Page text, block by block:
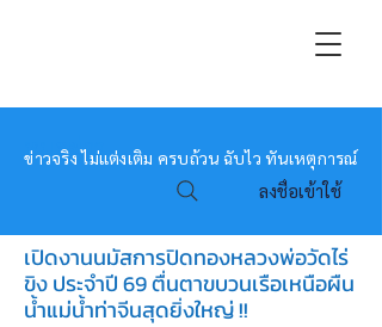
หมอข่าว
ข่าวจริง ไม่แต่งเติม ครบถ้วน ฉับไว ทันเหตุการณ์
ลงชื่อเข้าใช้
เปิดงานนมัสการปิดทองหลวงพ่อวัดไร่
ขิง ประจำปี 69 ตื่นตาขบวนเรือเหนือผืน
น้ำแม่น้ำท่าจีนสุดยิ่งใหญ่ !!